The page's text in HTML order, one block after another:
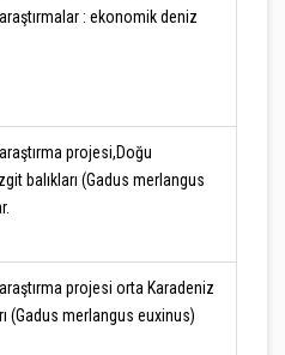
: ekonomik deniz
projesi,Doğu
balıkları (Gadus merlangus
projesi orta Karadeniz
(Gadus merlangus euxinus)